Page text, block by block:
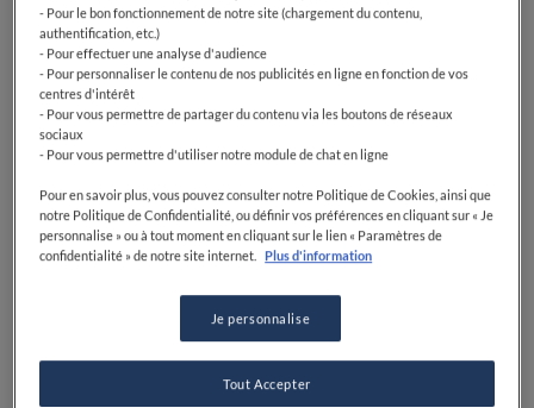
0 0 0 0 0
75 Rue Guillaume Puy84000AvignonFrance
VOIR HORAIRES D'OUVERTURE
VOIR SUR LA CARTE +33 4 90 27 16 00
VISIT WEBSITE
- Pour le bon fonctionnement de notre site (chargement du contenu,
authentification, etc.)
- Pour effectuer une analyse d'audience
- Pour personnaliser le contenu de nos publicités en ligne en fonction de vos
centres d'intérêt
- Pour vous permettre de partager du contenu via les boutons de réseaux
sociaux
- Pour vous permettre d'utiliser notre module de chat en ligne
Pour en savoir plus, vous pouvez consulter notre Politique de Cookies, ainsi que
notre Politique de Confidentialité, ou définir vos préférences en cliquant sur « Je
personnalise » ou à tout moment en cliquant sur le lien « Paramètres de
confidentialité » de notre site internet.
Plus d'information
Je personnalise
Tout Accepter